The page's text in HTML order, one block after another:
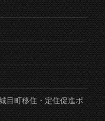
目町移住・定住促進ポ